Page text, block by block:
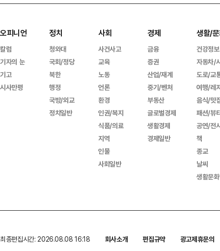
오피니언
칼럼
기자의 눈
기고
시사만평
정치
청와대
국회/정당
북한
행정
국방/외교
정치일반
사회
사건사고
교육
노동
언론
환경
인권/복지
식품/의료
지역
인물
사회일반
경제
금융
증권
산업/재계
중기/벤처
부동산
글로벌경제
생활경제
경제일반
생활/
건강정보
자동차/
도로/교
여행/레
음식/맛
패션/뷰
공연/전
책
종교
날씨
생활문
최종편집시간: 2026.08.08 16:18 회사소개 편집규약
광고제휴문의